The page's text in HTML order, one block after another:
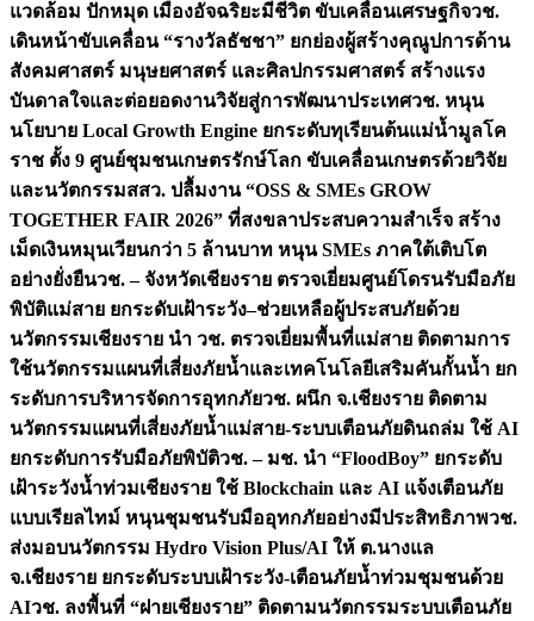
แวดล้อม ปักหมุด เมืองอัจฉริยะมีชีวิต ขับเคลื่อนเศรษฐกิจวช.
เดินหน้าขับเคลื่อน “รางวัลธัชชา” ยกย่องผู้สร้างคุณูปการด้าน
สังคมศาสตร์ มนุษยศาสตร์ และศิลปกรรมศาสตร์ สร้างแรง
บันดาลใจและต่อยอดงานวิจัยสู่การพัฒนาประเทศวช. หนุน
นโยบาย Local Growth Engine ยกระดับทุเรียนต้นแม่น้ำมูลโค
ราช ตั้ง 9 ศูนย์ชุมชนเกษตรรักษ์โลก ขับเคลื่อนเกษตรด้วยวิจัย
และนวัตกรรมสสว. ปลื้มงาน “OSS & SMEs GROW
TOGETHER FAIR 2026” ที่สงขลาประสบความสำเร็จ สร้าง
เม็ดเงินหมุนเวียนกว่า 5 ล้านบาท หนุน SMEs ภาคใต้เติบโต
อย่างยั่งยืนวช. – จังหวัดเชียงราย ตรวจเยี่ยมศูนย์โดรนรับมือภัย
พิบัติแม่สาย ยกระดับเฝ้าระวัง–ช่วยเหลือผู้ประสบภัยด้วย
นวัตกรรมเชียงราย นำ วช. ตรวจเยี่ยมพื้นที่แม่สาย ติดตามการ
ใช้นวัตกรรมแผนที่เสี่ยงภัยน้ำและเทคโนโลยีเสริมคันกั้นน้ำ ยก
ระดับการบริหารจัดการอุทกภัยวช. ผนึก จ.เชียงราย ติดตาม
นวัตกรรมแผนที่เสี่ยงภัยน้ำแม่สาย-ระบบเตือนภัยดินถล่ม ใช้ AI
ยกระดับการรับมือภัยพิบัติวช. – มช. นำ “FloodBoy” ยกระดับ
เฝ้าระวังน้ำท่วมเชียงราย ใช้ Blockchain และ AI แจ้งเตือนภัย
แบบเรียลไทม์ หนุนชุมชนรับมืออุทกภัยอย่างมีประสิทธิภาพวช.
ส่งมอบนวัตกรรม Hydro Vision Plus/AI ให้ ต.นางแล
จ.เชียงราย ยกระดับระบบเฝ้าระวัง-เตือนภัยน้ำท่วมชุมชนด้วย
AIวช. ลงพื้นที่ “ฝายเชียงราย” ติดตามนวัตกรรมระบบเตือนภัย